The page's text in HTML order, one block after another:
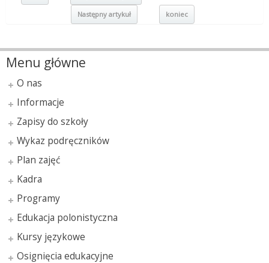
Następny artykuł koniec
Menu główne
O nas
Informacje
Zapisy do szkoły
Wykaz podręczników
Plan zajęć
Kadra
Programy
Edukacja polonistyczna
Kursy językowe
Osignięcia edukacyjne